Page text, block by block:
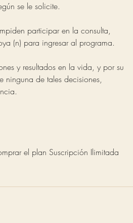
se le solicite.
participar en la consulta,
(n) para ingresar al programa.
y resultados en la vida, y por su
ninguna de tales decisiones,
el plan Suscripción Ilimitada